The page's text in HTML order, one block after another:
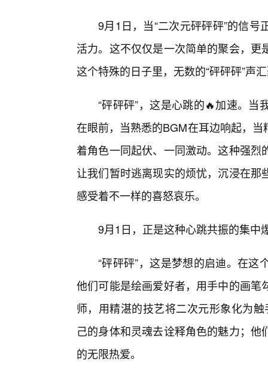
9月1日，当“二次元砰砰砰”的信
活力。这不仅仅是一次简单的聚会，
这个特殊的日子里，无数的“砰砰砰”声
“砰砰砰”，这是心跳的🔥加速。
在眼前，当熟悉的BGM在耳边响起，
着角色一同起伏、一同激动。这种强
让我们暂时逃离现实的烦忧，沉浸在
感受着不一样的喜怒哀乐。
9月1日，正是这种心跳共振的集中
“砰砰砰”，这是梦想的启迪。在
他们可能是绘画爱好者，用手中的画
师，用精湛的技艺将二次元形象化为
己的身体和灵魂去诠释角色的魅力；
的无限热爱。